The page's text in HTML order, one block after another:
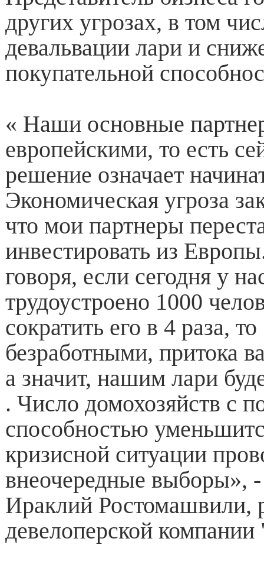
других угрозах, в том
девальвации лари и
покупательной
« Наши основные
европейскими, то есть
решение означает
Экономическая угроза
что мои партнеры
инвестировать из
говоря, если сегодня у
трудоустроено 1000
сократить его в 4 раза,
безработными, притока
а значит, нашим лари
. Число домохозяйств с
способностью
кризисной ситуации
внеочередные выборы», -
Ираклий Ростомашвили,
девелоперской